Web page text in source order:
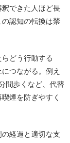
できた人ほど長
認知の転換は禁
どう行動する
つながる。例え
間歩くなど、代替
煙を防ぎやすく
経過と適切な支